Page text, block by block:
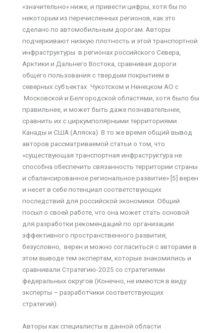
«значительно» ниже, и привести цифры, хотя бы по
некоторым из перечисленных регионов, как это
сделано по автомобильным дорогам. Авторы
подчеркивают низкую плотность и этой транспортной
инфраструктуры в регионах российского Севера,
Арктики и Дальнего Востока, сравнивая дороги
общего пользования с твердым покрытием в
северных субъектах Чукотском и Ненецком АО с
Московской и Белгородской областями, хотя было бы
правильнее, и может быть даже познавательнее,
сравнить их с циркумполярными территориями
Канады и США (Аляска). В то же время общий вывод
авторов рассматриваемой статьи о том, что
«существующая транспортная инфраструктура не
способна обеспечить связанность территории страны
и сбалансированное региональное развитие» [5] верен
и несет в себе потенциал соответствующих
последствий для российской экономики. Общий
посыл о своей работе, что она может стать основой
для разработки рекомендаций по организации
эффективного пространственного развития,
безусловно, верен и можно согласиться с авторами в
этом выводе тем экспертам, которые знакомились и
сравнивали Стратегию-2025 со стратегиями
федеральных округов (Конечно, не имеются в виду
эксперты – разработчики соответствующих
стратегий).
Авторы как специалисты в данной области